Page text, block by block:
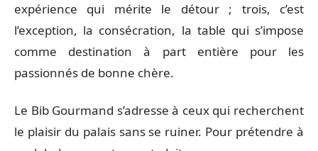
expérience qui mérite le détour ; trois, c’est
l’exception, la consécration, la table qui s’impose
comme destination à part entière pour les
passionnés de bonne chère.
Le Bib Gourmand s’adresse à ceux qui recherchent
le plaisir du palais sans se ruiner. Pour prétendre à